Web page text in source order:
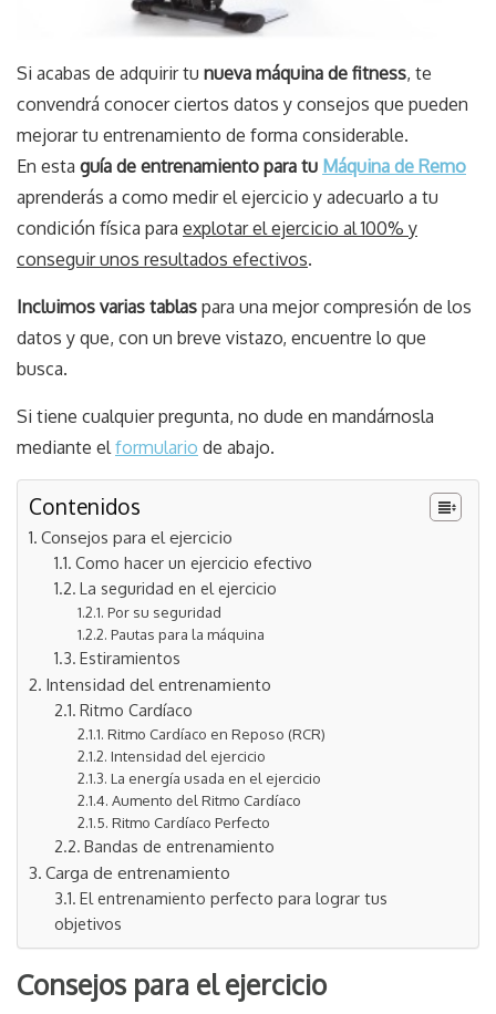
Si acabas de adquirir tu nueva máquina de fitness, te
convendrá conocer ciertos datos y consejos que pueden
mejorar tu entrenamiento de forma considerable.
En esta guía de entrenamiento para tu Máquina de Remo
aprenderás a como medir el ejercicio y adecuarlo a tu
condición física para explotar el ejercicio al 100% y
conseguir unos resultados efectivos.
Incluimos varias tablas para una mejor compresión de los
datos y que, con un breve vistazo, encuentre lo que
busca.
Si tiene cualquier pregunta, no dude en mandárnosla
mediante el formulario de abajo.
Contenidos
Consejos para el ejercicio
Como hacer un ejercicio efectivo
La seguridad en el ejercicio
Por su seguridad
Pautas para la máquina
Estiramientos
Intensidad del entrenamiento
Ritmo Cardíaco
Ritmo Cardíaco en Reposo (RCR)
Intensidad del ejercicio
La energía usada en el ejercicio
Aumento del Ritmo Cardíaco
Ritmo Cardíaco Perfecto
Bandas de entrenamiento
Carga de entrenamiento
El entrenamiento perfecto para lograr tus
objetivos
Consejos para el ejercicio